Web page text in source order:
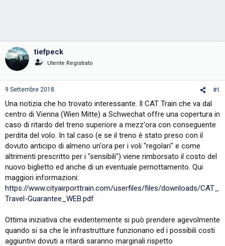
tiefpeck
Utente Registrato
9 Settembre 2018 #1
Una notizia che ho trovato interessante. Il CAT Train che va dal
centro di Vienna (Wien Mitte) a Schwechat offre una copertura in
caso di ritardo del treno superiore a mezz'ora con conseguente
perdita del volo. In tal caso (e se il treno è stato preso con il
dovuto anticipo di almeno un'ora per i voli "regolari" e come
altrimenti prescritto per i "sensibili") viene rimborsato il costo del
nuovo biglietto ed anche di un eventuale pernottamento. Qui
maggiori informazioni:
https://www.cityairporttrain.com/userfiles/files/downloads/CAT_
Travel-Guarantee_WEB.pdf
Ottima iniziativa che evidentemente si può prendere agevolmente
quando si sa che le infrastrutture funzionano ed i possibili costi
aggiuntivi dovuti a ritardi saranno marginali rispetto